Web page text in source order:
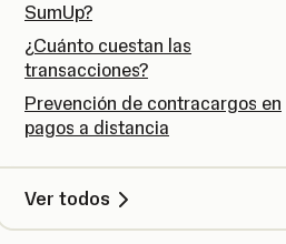
SumUp?
¿Cuánto cuestan las
transacciones?
Prevención de contracargos en
pagos a distancia
Ver todos